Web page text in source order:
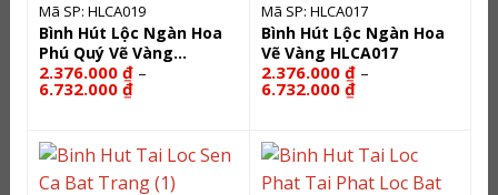
Mã SP: HLCA019
Bình Hút Lộc Ngàn Hoa
Phú Quý Vẽ Vàng
HLCA019
2.376.000 ₫ –
6.732.000 ₫Khoảng
đến
6.732.000 ₫
Mã SP: HLCA017
Bình Hút Lộc Ngàn Hoa
Vẽ Vàng HLCA017
2.376.000 ₫ –
6.732.000 ₫Khoảng
giá:
đến
6.732.000 ₫